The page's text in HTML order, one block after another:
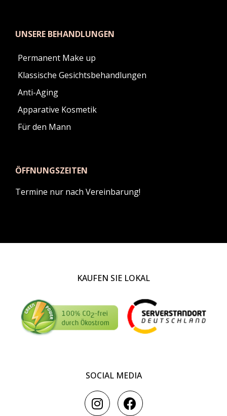
UNSERE BEHANDLUNGEN
Permanent Make up
Klassische Gesichtsbehandlungen
Anti-Aging
Apparative Kosmetik
Für den Mann
ÖFFNUNGSZEITEN
Termine nur nach Vereinbarung!
KAUFEN SIE LOKAL
SOCIAL MEDIA
I
n
F
a